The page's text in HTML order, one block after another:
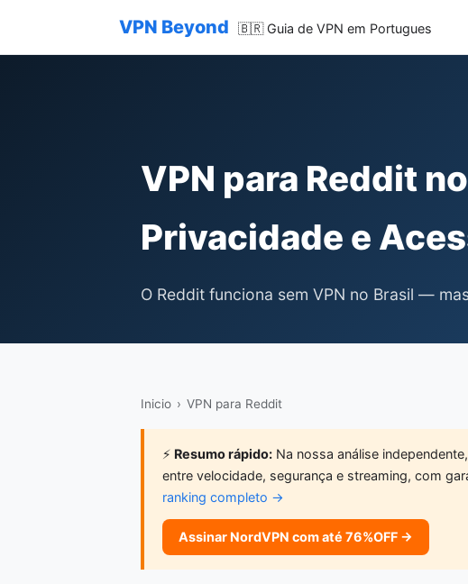
VPN Beyond 🇧🇷 Guia de VPN em Portugues
VPN para Reddit
Privacidade e
O Reddit funciona sem VPN no Brasil —
Inicio › VPN para Reddit
⚡ Resumo rápido: Na nossa análise
entre velocidade, segurança e streaming, com
ranking completo →
Assinar NordVPN com até 76%OFF →